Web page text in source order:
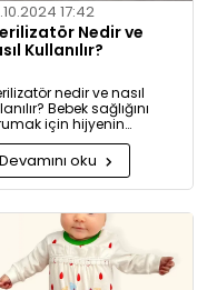
17:42
Nedir ve
Kullanılır?
nedir ve nasıl
Bebek sağlığını
için hijyenin
keşfedin. Buharlı ve
sterilizatörlerle mikroplara
tam koruma!
Devamını oku